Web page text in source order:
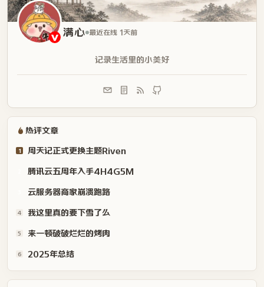
满心 最近在线 1天前
记录生活里的小美好
热评文章
1 周天记正式更换主题Riven
腾讯云五周年入手4H4G5M
云服务器商家崩溃跑路
4 我这里真的要下雪了么
5 来一顿破破烂烂的烤肉
6 2025年总结